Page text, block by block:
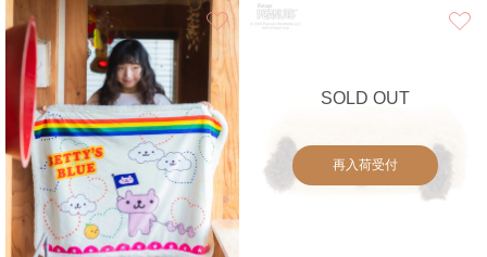
お気に入り
SOLD OUT
再入荷受付